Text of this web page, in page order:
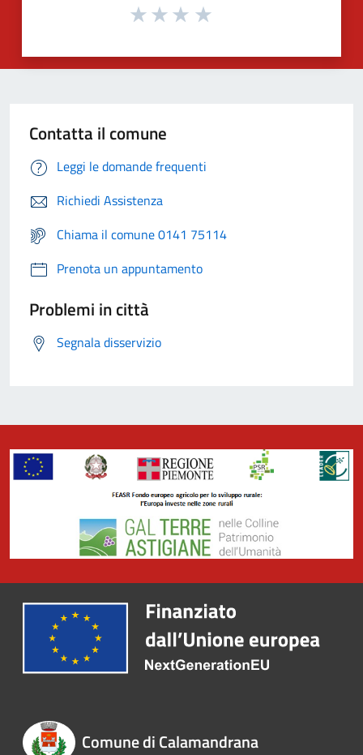
Contatta il comune
Leggi le domande frequenti
Richiedi Assistenza
Chiama il comune 0141 75114
Prenota un appuntamento
Problemi in città
Segnala disservizio
Comune di Calamandrana